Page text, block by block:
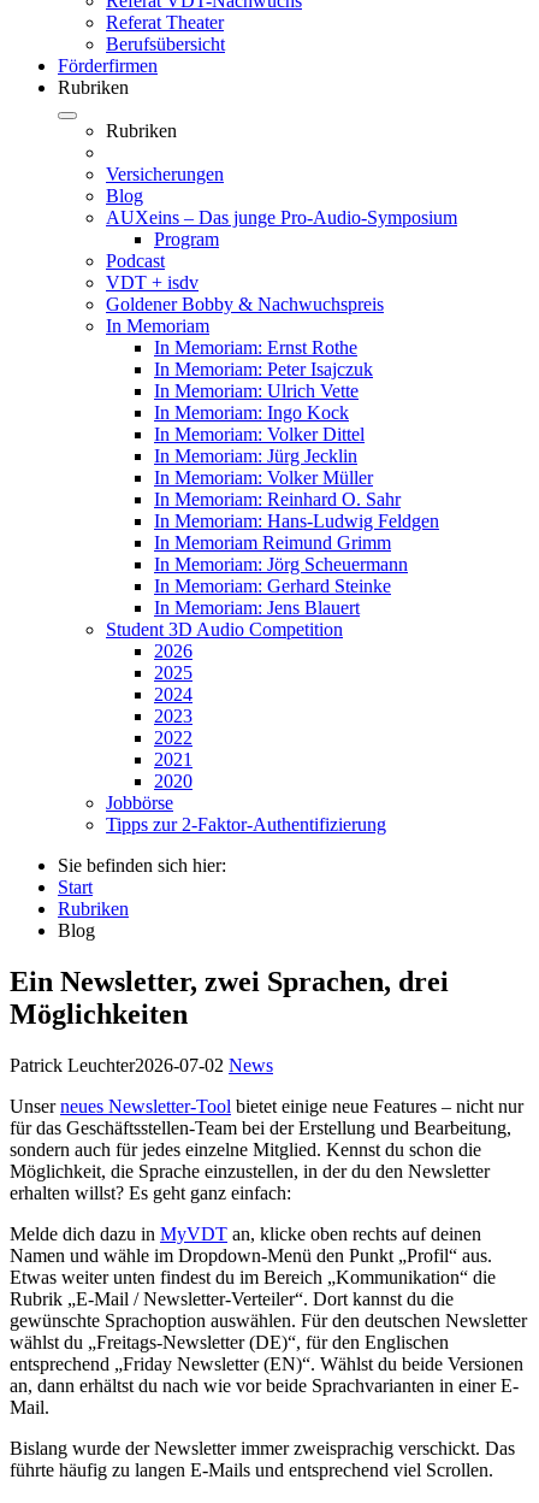
Referat Theater
Berufsübersicht
Förderfirmen
Rubriken
Rubriken
Versicherungen
Blog
AUXeins – Das junge Pro-Audio-Symposium
Program
Podcast
VDT + isdv
Goldener Bobby & Nachwuchspreis
In Memoriam
In Memoriam: Ernst Rothe
In Memoriam: Peter Isajczuk
In Memoriam: Ulrich Vette
In Memoriam: Ingo Kock
In Memoriam: Volker Dittel
In Memoriam: Jürg Jecklin
In Memoriam: Volker Müller
In Memoriam: Reinhard O. Sahr
In Memoriam: Hans-Ludwig Feldgen
In Memoriam Reimund Grimm
In Memoriam: Jörg Scheuermann
In Memoriam: Gerhard Steinke
In Memoriam: Jens Blauert
Student 3D Audio Competition
2026
2025
2024
2023
2022
2021
2020
Jobbörse
Tipps zur 2-Faktor-Authentifizierung
Sie befinden sich hier:
Start
Rubriken
Blog
Ein Newsletter, zwei Sprachen, drei
Möglichkeiten
Patrick Leuchter2026-07-02 News
Unserneues Newsletter-Tool bietet einige neue Features – nicht nur
für das Geschäftsstellen-Team bei der Erstellung und Bearbeitung,
sondern auch für jedes einzelne Mitglied. Kennst du schon die
Möglichkeit, die Sprache einzustellen, in der du den Newsletter
erhalten willst? Es geht ganz einfach:
Melde dich dazu in MyVDT an, klicke oben rechts auf deinen
Namen und wähle im Dropdown-Menü den Punkt „Profil“ aus.
Etwas weiter unten findest du im Bereich „Kommunikation“ die
Rubrik „E-Mail / Newsletter-Verteiler“. Dort kannst du die
gewünschte Sprachoption auswählen. Für den deutschen Newsletter
wählst du „Freitags-Newsletter (DE)“, für den Englischen
entsprechend „Friday Newsletter (EN)“. Wählst du beide Versionen
an, dann erhältst du nach wie vor beide Sprachvarianten in einer E-
Mail.
Bislang wurde der Newsletter immer zweisprachig verschickt. Das
führte häufig zu langen E-Mails und entsprechend viel Scrollen.